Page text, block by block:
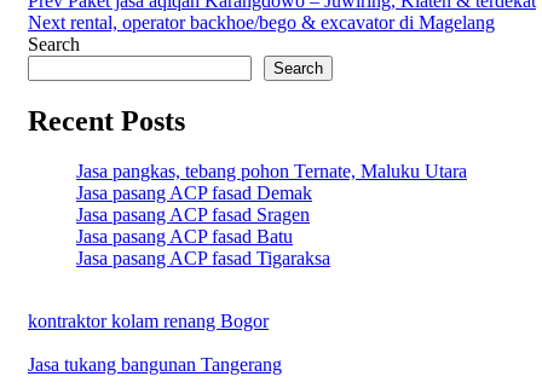
navigation
Next rental, operator backhoe/bego & excavator di Magelang
Search
Search
Recent Posts
Jasa pangkas, tebang pohon Ternate, Maluku Utara
Jasa pasang ACP fasad Demak
Jasa pasang ACP fasad Sragen
Jasa pasang ACP fasad Batu
Jasa pasang ACP fasad Tigaraksa
kontraktor kolam renang Bogor
Jasa tukang bangunan Tangerang